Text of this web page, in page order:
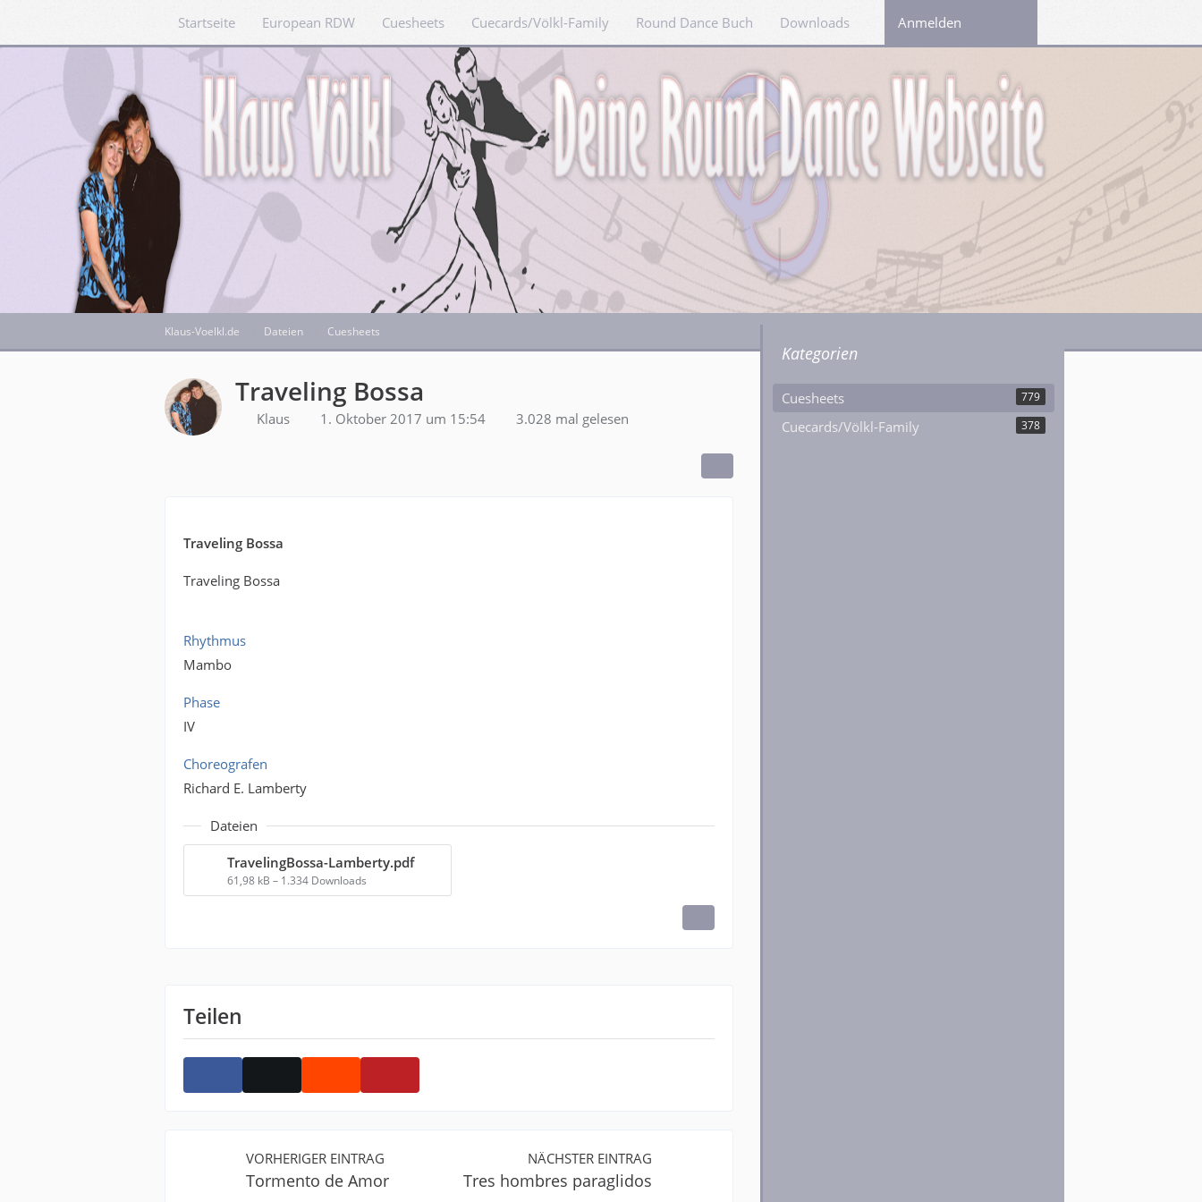
Startseite European RDW Cuesheets Cuecards/Völkl-Family Round Dance Buch Downloads LinksAnmelden
Klaus-Voelkl.de Dateien Cuesheets
Traveling Bossa
Klaus 1. Oktober 2017 um 15:54 3.028 mal gelesen
Traveling Bossa
Traveling Bossa
Rhythmus
Mambo
Phase
IV
Choreografen
Richard E. Lamberty
Dateien
TravelingBossa-Lamberty.pdf
61,98 kB – 1.334 Downloads
Teilen
VORHERIGER EINTRAG
Tormento de Amor
NÄCHSTER EINTRAG
Tres hombres paraglidos
Kategorien
Cuesheets 779
Cuecards/Völkl-Family 378